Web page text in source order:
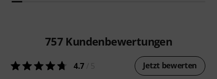
757 Kundenbewertungen
4.7 Jetzt bewerten